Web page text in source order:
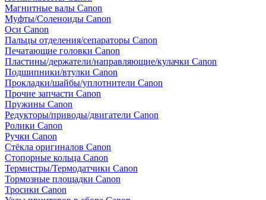
Магнитные валы Canon
Муфты/Соленоиды Canon
Оси Canon
Пальцы отделения/сепараторы Canon
Печатающие головки Canon
Пластины/держатели/направляющие/кулачки Canon
Подшипники/втулки Canon
Прокладки/шайбы/уплотнители Canon
Прочие запчасти Canon
Пружины Canon
Редукторы/приводы/двигатели Canon
Ролики Canon
Ручки Canon
Стёкла оригиналов Canon
Стопорные кольца Canon
Термистры/Термодатчики Canon
Тормозные площадки Canon
Тросики Canon